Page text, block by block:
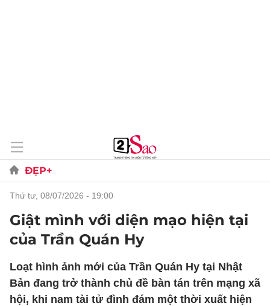
ĐẸP+
thứ tư, 08/07/2026 - 19:00
Giật mình với diện mạo hiện tại
của Trần Quán Hy
Loạt hình ảnh mới của Trần Quán Hy tại Nhật
Bản đang trở thành chủ đề bàn tán trên mạng xã
hội, khi nam tài tử đình đám một thời xuất hiện